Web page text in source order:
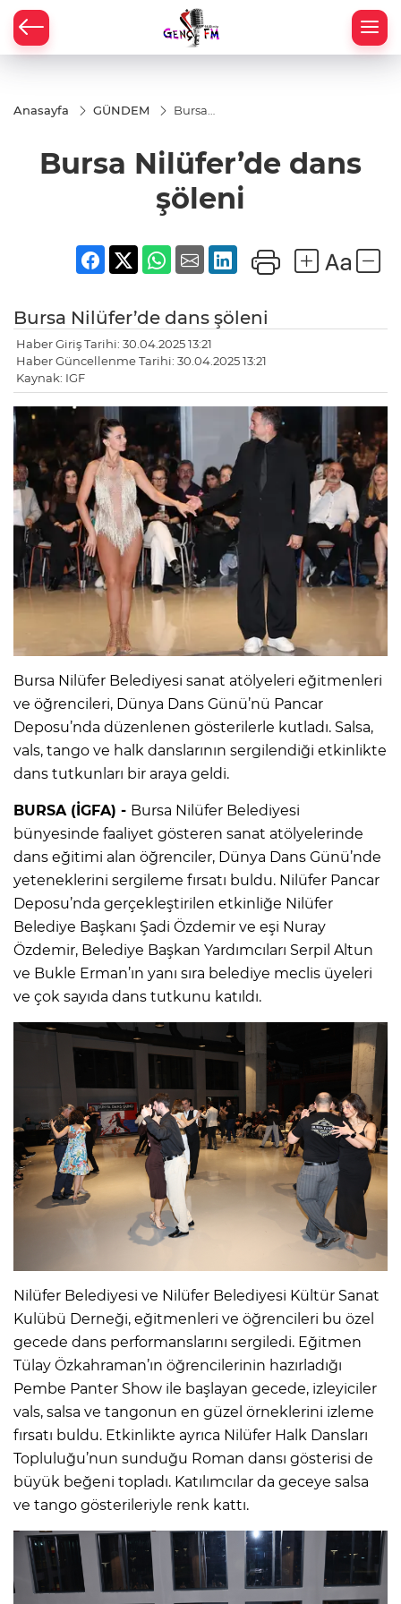
Anasayfa GÜNDEM
Bursa
şöleni
Bursa Nilüfer’de dans
şöleni
Bursa Nilüfer’de dans şöleni
Haber Giriş Tarihi: 30.04.2025 13:21
Haber Güncellenme Tarihi: 30.04.2025 13:21
Kaynak: IGF
Bursa Nilüfer Belediyesi sanat atölyeleri eğitmenleri
ve öğrencileri, Dünya Dans Günü’nü Pancar
Deposu’nda düzenlenen gösterilerle kutladı. Salsa,
vals, tango ve halk danslarının sergilendiği etkinlikte
dans tutkunları bir araya geldi.
BURSA (İGFA) - Bursa Nilüfer Belediyesi
bünyesinde faaliyet gösteren sanat atölyelerinde
dans eğitimi alan öğrenciler, Dünya Dans Günü’nde
yeteneklerini sergileme fırsatı buldu. Nilüfer Pancar
Deposu’nda gerçekleştirilen etkinliğe Nilüfer
Belediye Başkanı Şadi Özdemir ve eşi Nuray
Özdemir, Belediye Başkan Yardımcıları Serpil Altun
ve Bukle Erman’ın yanı sıra belediye meclis üyeleri
ve çok sayıda dans tutkunu katıldı.
Nilüfer Belediyesi ve Nilüfer Belediyesi Kültür Sanat
Kulübü Derneği, eğitmenleri ve öğrencileri bu özel
gecede dans performanslarını sergiledi. Eğitmen
Tülay Özkahraman’ın öğrencilerinin hazırladığı
Pembe Panter Show ile başlayan gecede, izleyiciler
vals, salsa ve tangonun en güzel örneklerini izleme
fırsatı buldu. Etkinlikte ayrıca Nilüfer Halk Dansları
Topluluğu’nun sunduğu Roman dansı gösterisi de
büyük beğeni topladı. Katılımcılar da geceye salsa
ve tango gösterileriyle renk kattı.